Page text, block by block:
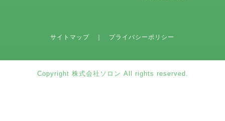
サイトマップ ｜ プライバシーポリシー
Copyright 株式会社ソロン All rights reserved.